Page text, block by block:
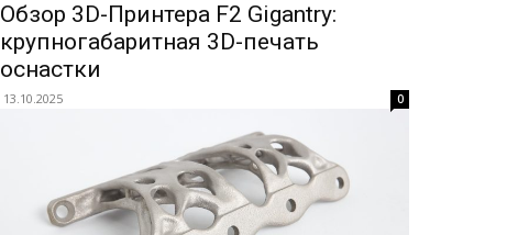
Обзор 3D-Принтера F2 Gigantry:
крупногабаритная 3D-печать
оснастки
13.10.2025 0